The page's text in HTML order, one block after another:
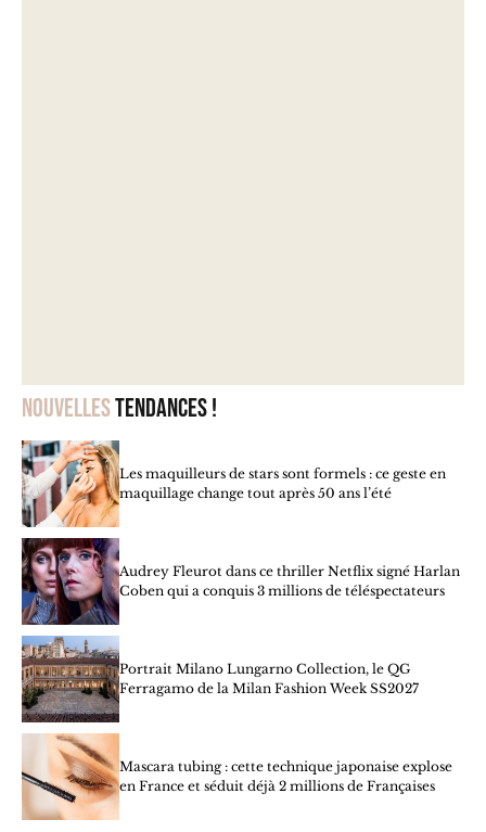
Nouvellestendances !
Les maquilleurs de stars sont formels : ce geste en
maquillage change tout après 50 ans l’été
Audrey Fleurot dans ce thriller Netflix signé Harlan
Coben qui a conquis 3 millions de téléspectateurs
Portrait Milano Lungarno Collection, le QG
Ferragamo de la Milan Fashion Week SS2027
Mascara tubing : cette technique japonaise explose
en France et séduit déjà 2 millions de Françaises